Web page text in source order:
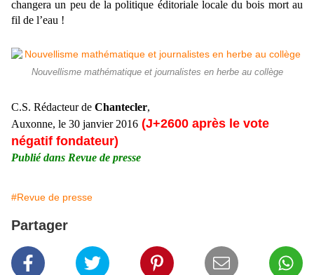
changera un peu de la politique éditoriale locale du bois mort au
fil de l’eau !
Nouvellisme mathématique et journalistes en herbe au collège
C.S. Rédacteur de Chantecler,
Auxonne, le 30 janvier 2016 (J+2600 après le vote
négatif fondateur)
Publié dans Revue de presse
#Revue de presse
Partager